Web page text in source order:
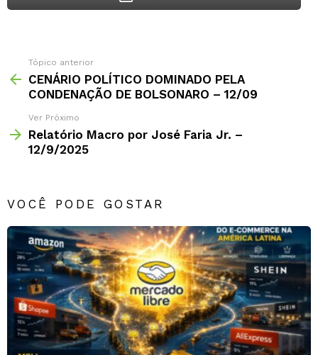
Tópico anterior
CENÁRIO POLÍTICO DOMINADO PELA
CONDENAÇÃO DE BOLSONARO – 12/09
Ver Próximo
Relatório Macro por José Faria Jr. –
12/9/2025
VOCÊ PODE GOSTAR